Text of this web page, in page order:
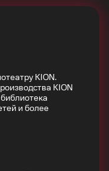
KION.
KION
и более